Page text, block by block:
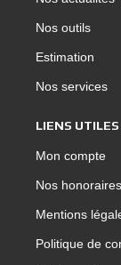
Nos outils
Estimation
Nos services
LIENS UTILES
Mon compte
Nos honoraires
Mentions
Politique de